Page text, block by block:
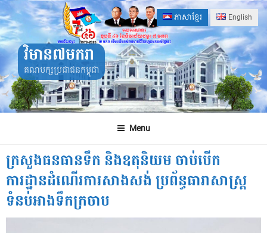
Skip
to
content
ភាសាខ្មែរ English
វិមាន៧មករា
គណបក្សប្រជាជនកម្ពុជា
Menu
ក្រសួងធនធានទឹក និងឧតុនិយម ចាប់បើក
ការដ្ឋានដំណើរការសាងសង់ ប្រព័ន្ធធារាសាស្ត្រ
ទំនប់អាងទឹកក្រចាប